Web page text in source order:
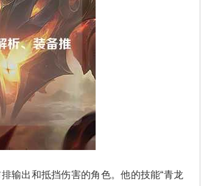
输出和抵挡伤害的角色。他的技能“青龙